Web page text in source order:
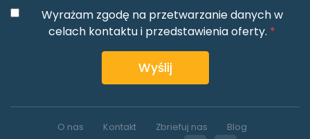
Wyrażam zgodę na przetwarzanie danych w
celach kontaktu i przedstawienia oferty. *
Wyślij
O nas Kontakt Zbriefuj nas
Blog